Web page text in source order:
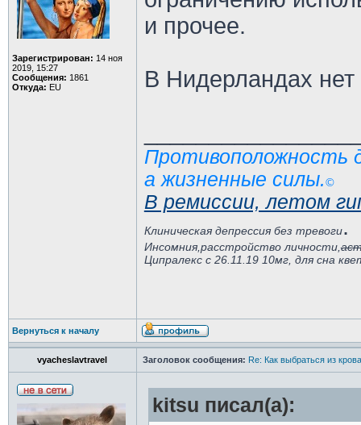
Зарегистрирован: 14 ноя
2019, 15:27
Сообщения: 1861
Откуда: EU
и прочее.
В Нидерландах нет
Противоположность
а жизненные силы.©️
В ремиссии, летом
Клиническая депрессия без тревоги.
Инсомния,расстройство личности,
Ципралекс с 26.11.19 10мг, для сна
Вернуться к началу
vyacheslavtravel Заголовок сообщения: Re: Как выбраться из
kitsu писал(а):